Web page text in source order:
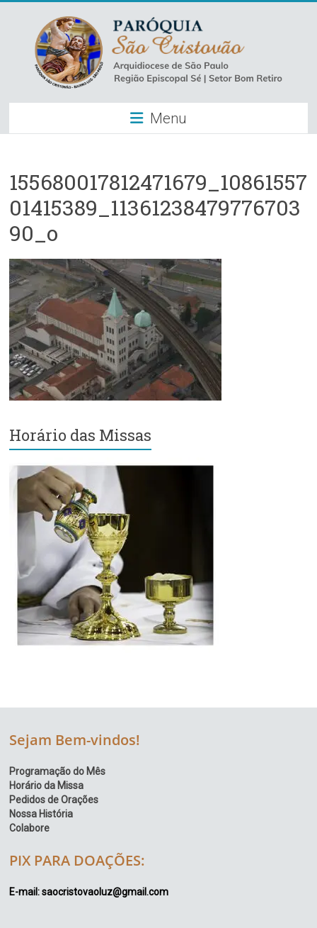
content
Paróquia
São
–
Luz
Arquidiocese
São
Paulo
–
Região
Episcopal
Sé
–
Setor
Menu
155680017812471679_10861557
01415389_11361238479776703
90_o
Horário das Missas
Sejam Bem-vindos!
Programação do Mês
Horário da Missa
Pedidos de Orações
Nossa História
Colabore
PIX PARA DOAÇÕES:
E-mail: saocristovaoluz@gmail.com